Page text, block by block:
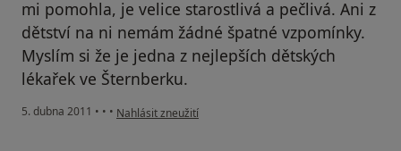
mi pomohla, je velice starostlivá a pečlivá. Ani z
dětství na ni nemám žádné špatné vzpomínky.
Myslím si že je jedna z nejlepších dětských
lékařek ve Šternberku.
5. dubna 2011 • • • podle názoru uživatele Váš účet byl odstraněn
Nahlásit zneužití